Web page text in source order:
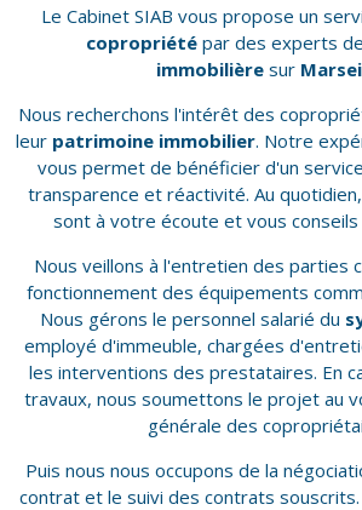
Le Cabinet SIAB vous propose un
copropriétépar des experts
immobilière sur
Nous recherchons l'intérêt des
leur patrimoine immobilier. Notre
vous permet de bénéficier d'un
transparence et réactivité. Au
sont à votre écoute et vous conseils
Nous veillons à l'entretien des parties
fonctionnement des équipements
Nous gérons le personnel salarié du
employé d'immeuble, chargées
les interventions des prestataires. En
travaux, nous soumettons le projet au
générale des
Puis nous nous occupons de la
contrat et le suivi des contrats